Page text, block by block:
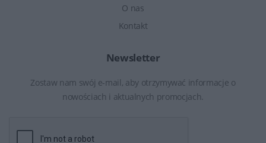
O nas
Kontakt
Newsletter
Zostaw nam swój e-mail, aby otrzymywać informacje o
nowościach i aktualnych promocjach.